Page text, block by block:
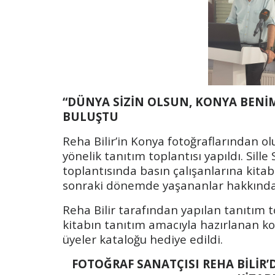
“DÜNYA SİZİN OLSUN, KONYA
BULUŞTU
Reha Bilir’in Konya fotoğraflarından
yönelik tanıtım toplantısı yapıldı.
toplantısında basın çalışanlarına
sonraki dönemde yaşananlar
Reha Bilir tarafından yapılan tanıtım
kitabın tanıtım amacıyla hazırlanan
üyeler kataloğu hediye edildi.
FOTOĞRAF SANATÇISI REHA